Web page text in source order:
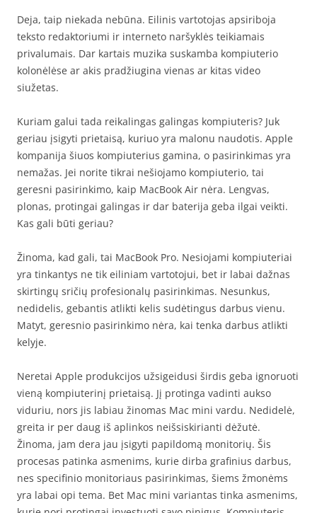
Deja, taip niekada nebūna. Eilinis vartotojas apsiriboja
teksto redaktoriumi ir interneto naršyklės teikiamais
privalumais. Dar kartais muzika suskamba kompiuterio
kolonėlėse ar akis pradžiugina vienas ar kitas video
siužetas.
Kuriam galui tada reikalingas galingas kompiuteris? Juk
geriau įsigyti prietaisą, kuriuo yra malonu naudotis. Apple
kompanija šiuos kompiuterius gamina, o pasirinkimas yra
nemažas. Jei norite tikrai nešiojamo kompiuterio, tai
geresni pasirinkimo, kaip MacBook Air nėra. Lengvas,
plonas, protingai galingas ir dar baterija geba ilgai veikti.
Kas gali būti geriau?
Žinoma, kad gali, tai MacBook Pro. Nesiojami kompiuteriai
yra tinkantys ne tik eiliniam vartotojui, bet ir labai dažnas
skirtingų sričių profesionalų pasirinkimas. Nesunkus,
nedidelis, gebantis atlikti kelis sudėtingus darbus vienu.
Matyt, geresnio pasirinkimo nėra, kai tenka darbus atlikti
kelyje.
Neretai Apple produkcijos užsigeidusi širdis geba ignoruoti
vieną kompiuterinį prietaisą. Jį protinga vadinti aukso
viduriu, nors jis labiau žinomas Mac mini vardu. Nedidelė,
greita ir per daug iš aplinkos neišsiskirianti dėžutė.
Žinoma, jam dera jau įsigyti papildomą monitorių. Šis
procesas patinka asmenims, kurie dirba grafinius darbus,
nes specifinio monitoriaus pasirinkimas, šiems žmonėms
yra labai opi tema. Bet Mac mini variantas tinka asmenims,